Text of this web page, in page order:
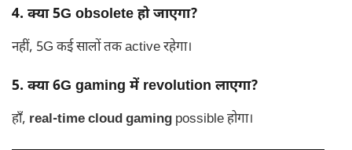
4. क्या 5G obsolete हो जाएगा?
नहीं, 5G कई सालों तक active रहेगा।
5. क्या 6G gaming में revolution लाएगा?
हाँ, real-time cloud gaming possible होगा।